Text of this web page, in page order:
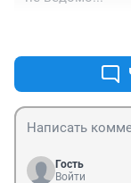
Гость
Войти